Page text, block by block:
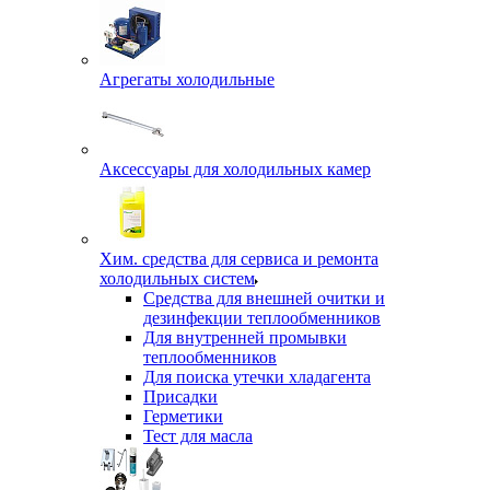
Агрегаты холодильные
Аксессуары для холодильных камер
Хим. средства для сервиса и ремонта
холодильных систем
Средства для внешней очитки и
дезинфекции теплообменников
Для внутренней промывки
теплообменников
Для поиска утечки хладагента
Присадки
Герметики
Тест для масла